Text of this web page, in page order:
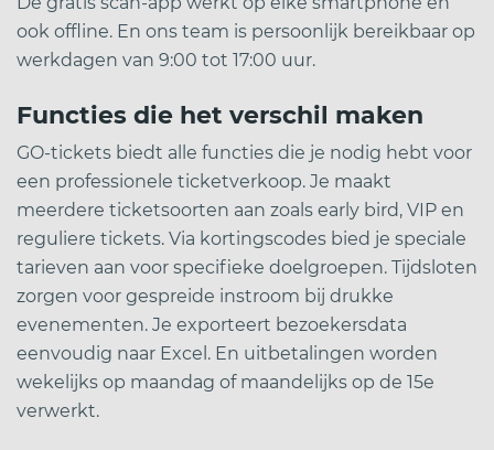
ook offline. En ons team is persoonlijk bereikbaar op
werkdagen van 9:00 tot 17:00 uur.
Functies die het verschil maken
GO-tickets biedt alle functies die je nodig hebt voor
een professionele ticketverkoop. Je maakt
meerdere ticketsoorten aan zoals early bird, VIP en
reguliere tickets. Via kortingscodes bied je speciale
tarieven aan voor specifieke doelgroepen. Tijdsloten
zorgen voor gespreide instroom bij drukke
evenementen. Je exporteert bezoekersdata
eenvoudig naar Excel. En uitbetalingen worden
wekelijks op maandag of maandelijks op de 15e
verwerkt.